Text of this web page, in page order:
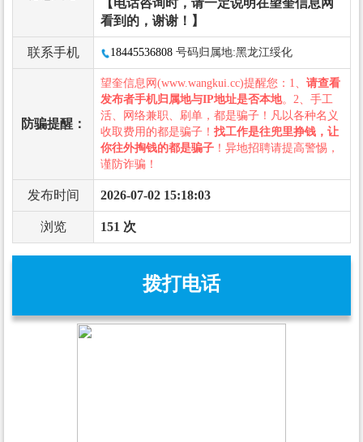
【电话咨询时，请一定说明在望奎信息网
看到的，谢谢！】
联系手机 18445536808 号码归属地:黑龙江绥化
防骗提醒：
望奎信息网(www.wangkui.cc)提醒您：1、 请查看
发布者手机归属地与IP地址是否本地。2、手工
活、网络兼职、刷单，都是骗子！凡以各种名义
收取费用的都是骗子！ 找工作是往兜里挣钱，让
你往外掏钱的都是骗子 ！异地招聘请提高警惕，
谨防诈骗！
发布时间 2026-07-02 15:18:03
浏览 151 次
拨打电话